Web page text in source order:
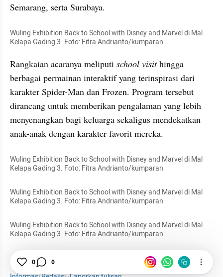
Semarang, serta Surabaya.
Wuling Exhibition Back to School with Disney and Marvel di Mal
Kelapa Gading 3. Foto: Fitra Andrianto/kumparan
Rangkaian acaranya meliputi school visit hingga
berbagai permainan interaktif yang terinspirasi dari
karakter Spider-Man dan Frozen. Program tersebut
dirancang untuk memberikan pengalaman yang lebih
menyenangkan bagi keluarga sekaligus mendekatkan
anak-anak dengan karakter favorit mereka.
Wuling Exhibition Back to School with Disney and Marvel di Mal
Kelapa Gading 3. Foto: Fitra Andrianto/kumparan
Wuling Exhibition Back to School with Disney and Marvel di Mal
Kelapa Gading 3. Foto: Fitra Andrianto/kumparan
Wuling Exhibition Back to School with Disney and Marvel di Mal
Kelapa Gading 3. Foto: Fitra Andrianto/kumparan
Wuling Foto
Galeri Foto
0 0